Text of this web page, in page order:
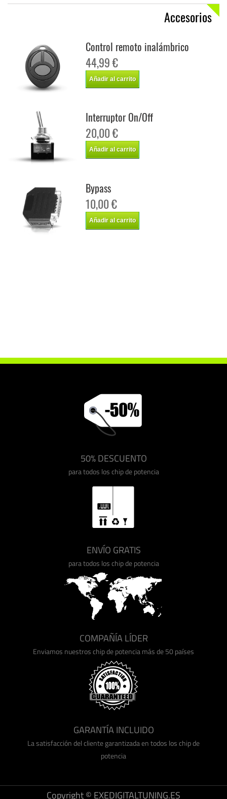
Accesorios
Control remoto inalámbrico
44,99 €
Añadir al carrito
Interruptor On/Off
20,00 €
Añadir al carrito
Bypass
10,00 €
Añadir al carrito
50% DESCUENTO
para todos los chip de potencia
ENVÍO GRATIS
para todos los chip de potencia
COMPAÑÍA LÍDER
Enviamos nuestros chip de potencia más de 50 países
GARANTÍA INCLUIDO
La satisfacción del cliente garantizada en todos los chip de
potencia
Copyright © EXEDIGITALTUNING.ES